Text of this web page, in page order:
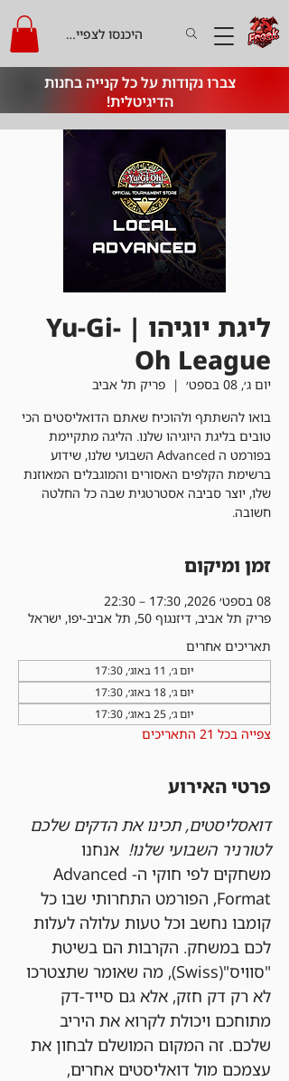
צברו נקודות על כל קנייה בחנות
הדיגיטלית!
היכנסו לצפייה בקרדיט
ליגת יוגיהו | Yu-Gi-
Oh League
יום ג׳, 08 בספט׳
  |
פריק תל אביב
בואו להשתתף ולהוכיח שאתם הדואליסטים הכי
טובים בליגת היוגיהו שלנו. הליגה מתקיימת
בפורמט ה Advanced השבועי שלנו, שידוע
ברשימת הקלפים האסורים והמוגבלים המאוזנת
שלו, יוצר סביבה אסטרטגית שבה כל החלטה
חשובה.
זמן ומיקום
08 בספט׳ 2026, 17:30 – 22:30
פריק תל אביב, דיזנגוף 50, תל אביב-יפו, ישראל
תאריכים אחרים
יום ג׳, 11 באוג׳, 17:30
יום ג׳, 18 באוג׳, 17:30
יום ג׳, 25 באוג׳, 17:30
צפייה בכל 21 התאריכים
פרטי האירוע
דואסליסטים, תכינו את הדקים שלכם
לטורניר השבועי שלנו!
  אנחנו
משחקים לפי חוקי ה-Advanced
Format, הפורמט התחרותי שבו כל
קומבו נחשב וכל טעות עלולה לעלות
לכם במשחק. הקרבות הם בשיטת
"סוויס"(Swiss), מה שאומר שתצטרכו
לא רק דק חזק, אלא גם סייד-דק
מתוחכם ויכולת לקרוא את היריב
שלכם. זה המקום המושלם לבחון את
עצמכם מול דואליסטים אחרים,